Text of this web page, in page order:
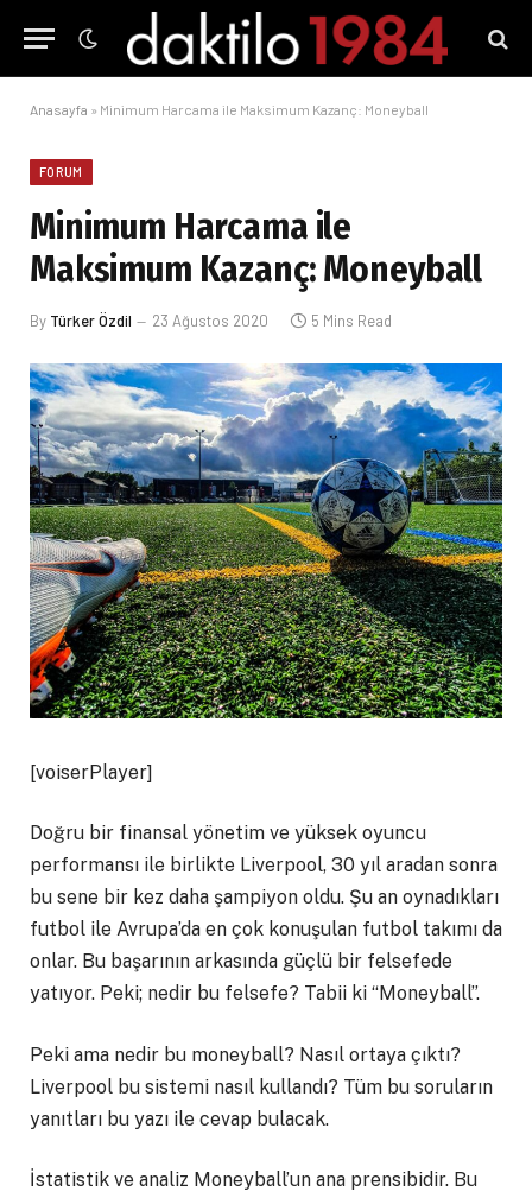
Anasayfa » Minimum Harcama ile Maksimum Kazanç: Moneyball
FORUM
Minimum Harcama ile
Maksimum Kazanç: Moneyball
By Türker Özdil 23 Ağustos 2020 5 Mins Read
[voiserPlayer]
Doğru bir finansal yönetim ve yüksek oyuncu
performansı ile birlikte Liverpool, 30 yıl aradan sonra
bu sene bir kez daha şampiyon oldu. Şu an oynadıkları
futbol ile Avrupa’da en çok konuşulan futbol takımı da
onlar. Bu başarının arkasında güçlü bir felsefede
yatıyor. Peki; nedir bu felsefe? Tabii ki “Moneyball”.
Peki ama nedir bu moneyball? Nasıl ortaya çıktı?
Liverpool bu sistemi nasıl kullandı? Tüm bu soruların
yanıtları bu yazı ile cevap bulacak.
İstatistik ve analiz Moneyball’un ana prensibidir. Bu